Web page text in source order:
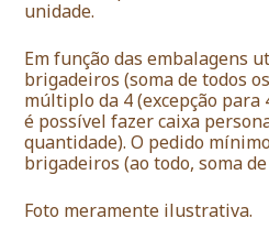
unidade.
Em função das embalagens
brigadeiros (soma de todos
múltiplo da 4 (excepção
é possível fazer caixa
quantidade). O pedido
brigadeiros (ao todo, soma
Foto meramente ilustrativa.